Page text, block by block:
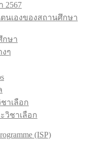
2567
นเองของสถานศึกษา
ษา
ๆ
าเลือก
วิชาเลือก
(ISP)